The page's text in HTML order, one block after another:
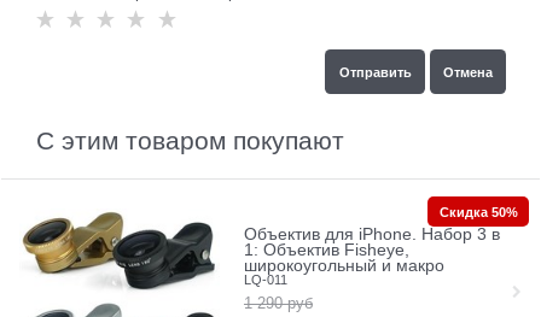
С этим товаром покупают
Объектив для iPhone. Набор 3 в
1: Объектив Fisheye,
широкоугольный и макро
LQ-011
1 290 руб
Скидка 50%